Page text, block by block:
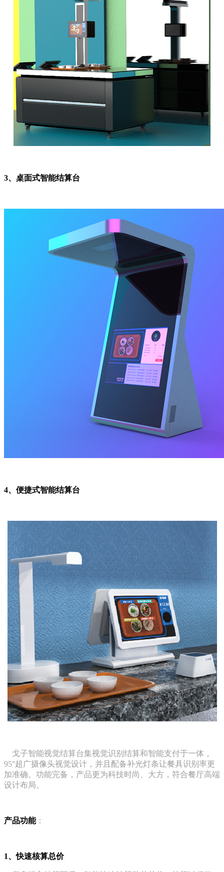
3、桌面式智能结算台
4、便捷式智能结算台
戈子智能视觉结算台集视觉识别结算和智能支付于一体，
95°超广摄像头视觉设计，并且配备补光灯条让餐具识别率更
加准确。功能完备，产品更为科技时尚、大方，符合餐厅高端
设计布局。
产品功能：
1、快速核算总价